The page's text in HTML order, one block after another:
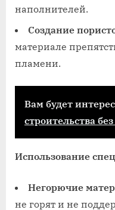
наполнителей.
Создание
материале
пламени.
Вам будет
строительства
Использование
Негорючие
не горят и не